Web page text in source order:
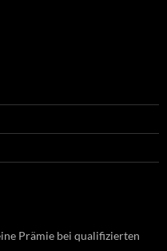
Prämie bei qualifizierten